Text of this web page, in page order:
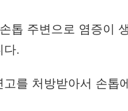
톱 주변으로 염증이
다.
를 처방받아서 손톱